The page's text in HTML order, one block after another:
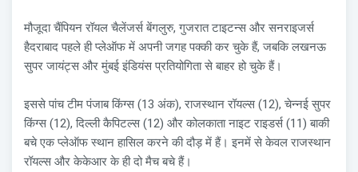
मौजूदा चैंपियन रॉयल चैलेंजर्स बेंगलुरु, गुजरात टाइटन्स और सनराइजर्स
हैदराबाद पहले ही प्लेऑफ में अपनी जगह पक्की कर चुके हैं, जबकि लखनऊ
सुपर जायंट्स और मुंबई इंडियंस प्रतियोगिता से बाहर हो चुके हैं।
इससे पांच टीम पंजाब किंग्स (13 अंक), राजस्थान रॉयल्स (12), चेन्नई सुपर
किंग्स (12), दिल्ली कैपिटल्स (12) और कोलकाता नाइट राइडर्स (11) बाकी
बचे एक प्लेऑफ स्थान हासिल करने की दौड़ में हैं। इनमें से केवल राजस्थान
रॉयल्स और केकेआर के ही दो मैच बचे हैं।